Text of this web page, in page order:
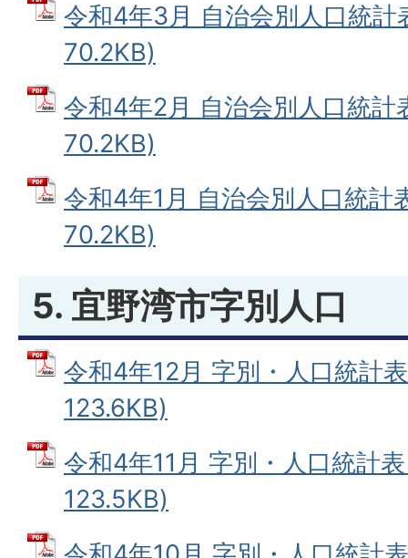
令和4年3月 自治会別人口統計
70.2KB)
令和4年2月 自治会別人口統計
70.2KB)
令和4年1月 自治会別人口統計
70.2KB)
5. 宜野湾市字別人口
令和4年12月 字別・人口統計
123.6KB)
令和4年11月 字別・人口統計
123.5KB)